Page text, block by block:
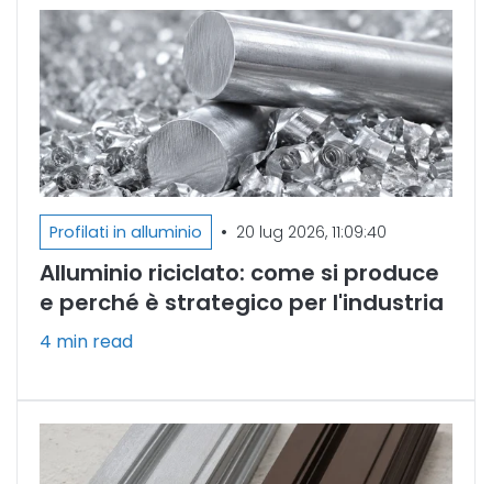
Profilati in alluminio • 20 lug 2026, 11:09:40
Alluminio riciclato: come si produce
e perché è strategico per l'industria
4 min read